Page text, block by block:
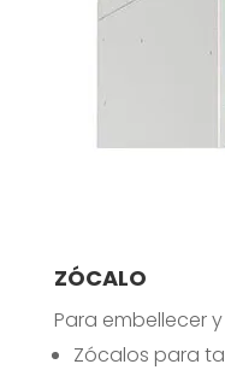
ZÓCALO
Para embellecer
Zócalos para